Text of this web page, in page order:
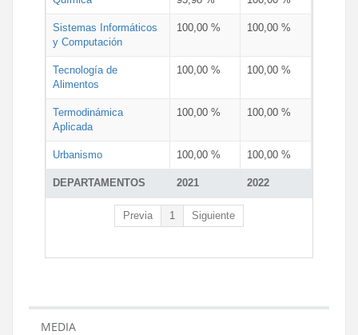
DEPARTAMENTOS 2021 2022
Sistemas Informáticos
y Computación
100,00 % 100,00 %
Tecnología de
Alimentos
100,00 % 100,00 %
Termodinámica
Aplicada
100,00 % 100,00 %
Urbanismo 100,00 % 100,00 %
Previa 1 Siguiente
MEDIA